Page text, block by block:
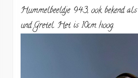
Hummelbeeldje 943, ook bekend
und Gretel. Het is 10cm hoog.